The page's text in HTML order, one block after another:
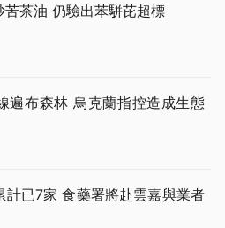
茶油 仍驗出苯駢芘超標
遍布森林 烏克蘭指控造成生態
計已7家 食藥署將赴雲嘉與業者